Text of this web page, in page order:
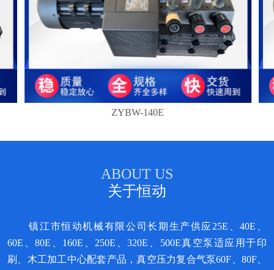
ZYBW-140E
ABOUT US
关于恒动
镇江市恒动机械有限公司长期生产供应25E、40E、
60E、80E、160E、250E、320E、500E真空泵适应用于印
刷、木工加工中心配套产品，真空压力复合气泵60F、80F、